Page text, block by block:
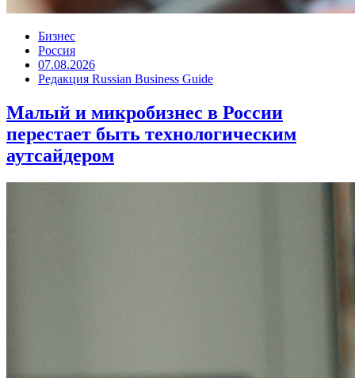
Бизнес
Россия
07.08.2026
Редакция Russian Business Guide
Малый и микробизнес в России
перестает быть технологическим
аутсайдером